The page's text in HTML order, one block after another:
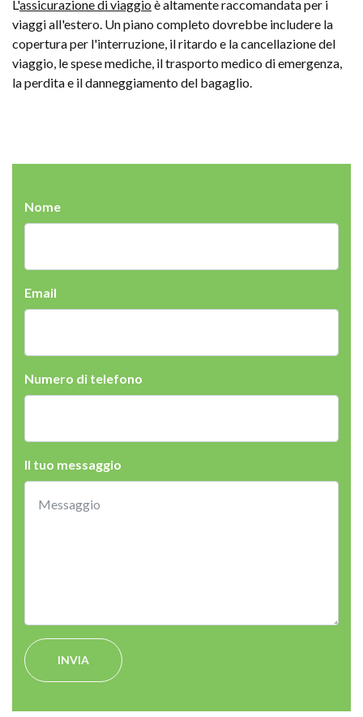
L'assicurazione di viaggio è altamente raccomandata per i
viaggi all'estero. Un piano completo dovrebbe includere la
copertura per l'interruzione, il ritardo e la cancellazione del
viaggio, le spese mediche, il trasporto medico di emergenza,
la perdita e il danneggiamento del bagaglio.
Nome
Email
Numero di telefono
Il tuo messaggio
INVIA